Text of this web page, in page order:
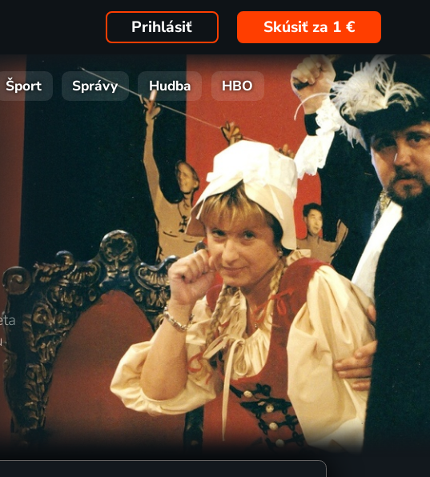
Prihlásiť Skúsiť za 1 €
Šport Správy Hudba HBO